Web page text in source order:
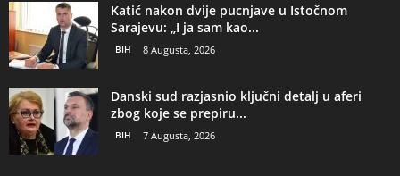
Katić nakon dvije pucnjave u Istočnom
Sarajevu: „I ja sam kao...
BIH 8 Augusta, 2026
Danski sud razjasnio ključni detalj u aferi
zbog koje se prepiru...
BIH 7 Augusta, 2026